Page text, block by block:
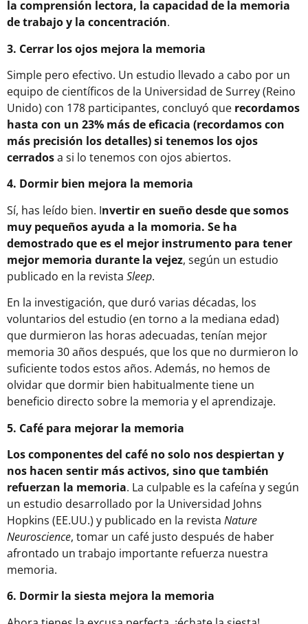
la comprensión lectora, la capacidad de la memoria
de trabajo y la concentración.
3. Cerrar los ojos mejora la memoria
Simple pero efectivo. Un estudio llevado a cabo por un
equipo de científicos de la Universidad de Surrey (Reino
Unido) con 178 participantes, concluyó que recordamos
hasta con un 23% más de eficacia (recordamos con
más precisión los detalles) si tenemos los ojos
cerradosa si lo tenemos con ojos abiertos.
4. Dormir bien mejora la memoria
Sí, has leído bien. Invertir en sueño desde que somos
muy pequeños ayuda a la momoria. Se ha
demostrado que es el mejor instrumento para tener
mejor memoria durante la vejez, según un estudio
publicado en la revista Sleep.
En la investigación, que duró varias décadas, los
voluntarios del estudio (en torno a la mediana edad)
que durmieron las horas adecuadas, tenían mejor
memoria 30 años después, que los que no durmieron lo
suficiente todos estos años. Además, no hemos de
olvidar que dormir bien habitualmente tiene un
beneficio directo sobre la memoria y el aprendizaje.
5. Café para mejorar la memoria
Los componentes del café no solo nos despiertan y
nos hacen sentir más activos, sino que también
refuerzan la memoria. La culpable es la cafeína y según
un estudio desarrollado por la Universidad Johns
Hopkins (EE.UU.) y publicado en la revista Nature
Neuroscience, tomar un café justo después de haber
afrontado un trabajo importante refuerza nuestra
memoria.
6. Dormir la siesta mejora la memoria